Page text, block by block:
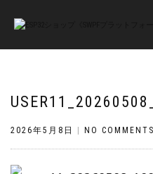
2026年5月8日 NO COMMENTS